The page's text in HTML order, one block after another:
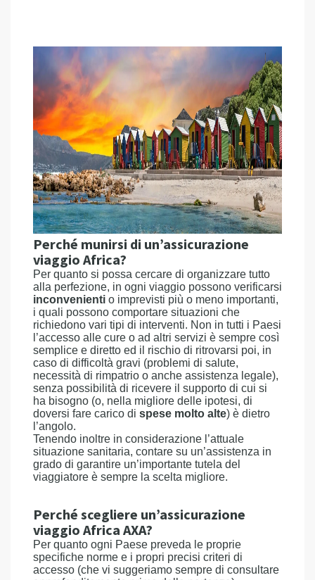
Perché munirsi di un’assicurazione
viaggio Africa?
Per quanto si possa cercare di organizzare tutto
alla perfezione, in ogni viaggio possono verificarsi
inconvenienti o imprevisti più o meno importanti,
i quali possono comportare situazioni che
richiedono vari tipi di interventi. Non in tutti i Paesi
l’accesso alle cure o ad altri servizi è sempre così
semplice e diretto ed il rischio di ritrovarsi poi, in
caso di difficoltà gravi (problemi di salute,
necessità di rimpatrio o anche assistenza legale),
senza possibilità di ricevere il supporto di cui si
ha bisogno (o, nella migliore delle ipotesi, di
doversi fare carico di spese molto alte) è dietro
l’angolo.
Tenendo inoltre in considerazione l’attuale
situazione sanitaria, contare su un’assistenza in
grado di garantire un’importante tutela del
viaggiatore è sempre la scelta migliore.
Perché scegliere un’assicurazione
viaggio Africa AXA?
Per quanto ogni Paese preveda le proprie
specifiche norme e i propri precisi criteri di
accesso (che vi suggeriamo sempre di consultare